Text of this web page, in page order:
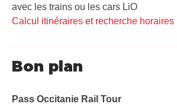
avec les trains ou les cars LiO
Calcul itinéraires et recherche horaires
Bon plan
Pass Occitanie Rail Tour​